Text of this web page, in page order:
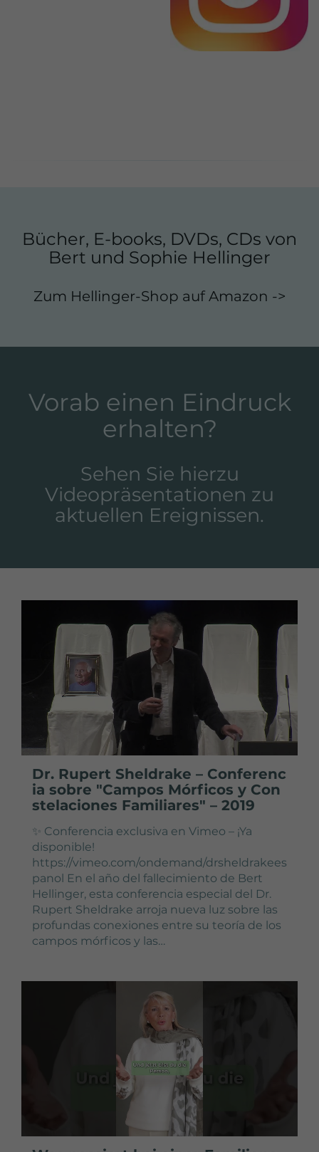
Bücher, E-books, DVDs, CDs von
Bert und Sophie Hellinger
Zum Hellinger-Shop auf Amazon ->
Vorab einen Eindruck
erhalten?
Sehen Sie hierzu
Videopräsentationen zu
aktuellen Ereignissen.
Dr. Rupert Sheldrake – Conferenc
ia sobre "Campos Mórficos y Con
stelaciones Familiares" – 2019
✨ Conferencia exclusiva en Vimeo – ¡Ya
disponible!
https://vimeo.com/ondemand/drsheldrakees
panol En el año del fallecimiento de Bert
Hellinger, esta conferencia especial del Dr.
Rupert Sheldrake arroja nueva luz sobre las
profundas conexiones entre su teoría de los
campos mórficos y las…